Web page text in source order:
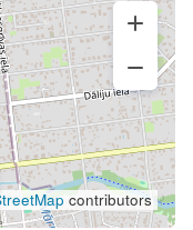
contributors